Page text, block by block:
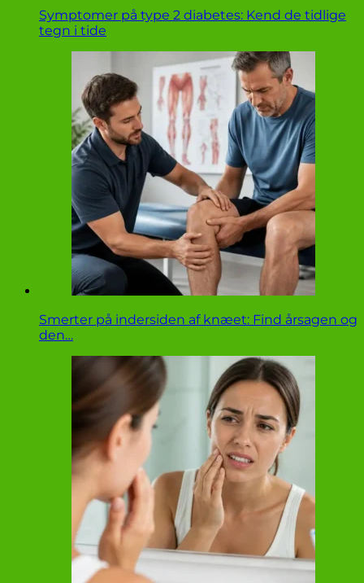
Symptomer på type 2 diabetes: Kend de tidlige
tegn i tide
Smerter på indersiden af knæet: Find årsagen og
den…